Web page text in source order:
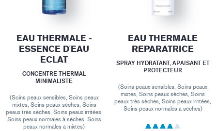
EAU THERMALE -
ESSENCE D'EAU
ECLAT
CONCENTRE THERMAL
MINIMALISTE
(Soins peaux sensibles, Soins peaux
mixtes, Soins peaux sèches, Soins
peaux très sèches, Soins peaux irritées,
Soins peaux normales à sèches, Soins
peaux normales à mixtes)
EAU THERMALE
REPARATRICE
SPRAY HYDRATANT, APAISANT ET
PROTECTEUR
(Soins peaux sensibles, Soins peaux
mixtes, Soins peaux sèches, Soins
peaux très sèches, Soins peaux irritées,
Soins peaux normales à sèches)